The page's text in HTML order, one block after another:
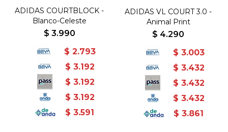
ADIDAS COURTBLOCK -
Blanco-Celeste
$ 3.990
$ 2.793
$ 3.192
$ 3.192
$ 3.192
$ 3.591
ADIDAS VL COURT 3.0 -
Animal Print
$ 4.290
$ 3.003
$ 3.432
$ 3.432
$ 3.432
$ 3.861